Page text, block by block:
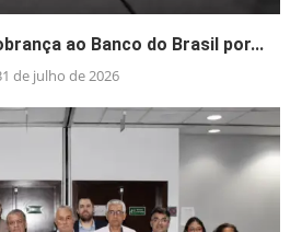
ao Banco do Brasil por...
de julho de 2026